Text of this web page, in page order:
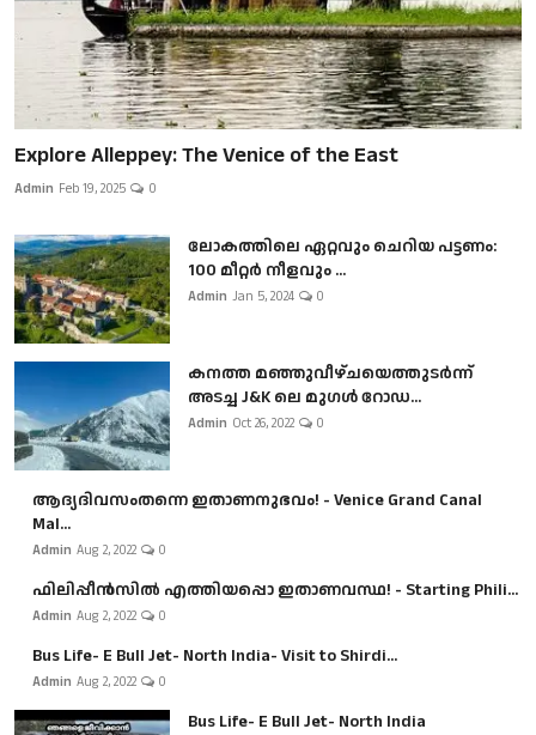
Explore Alleppey: The Venice of the East
Admin Feb 19, 2025 0
ലോകത്തിലെ ഏറ്റവും ചെറിയ പട്ടണം:
100 മീറ്റർ നീളവും ...
Admin Jan 5, 2024 0
കനത്ത മഞ്ഞുവീഴ്ചയെത്തുടർന്ന്
അടച്ച J&K ലെ മുഗൾ റോഡ...
Admin Oct 26, 2022 0
ആദ്യദിവസംതന്നെ ഇതാണനുഭവം! - Venice Grand Canal
Mal...
Admin Aug 2, 2022 0
ഫിലിപ്പീൻസിൽ എത്തിയപ്പൊ ഇതാണവസ്ഥ! - Starting Phili...
Admin Aug 2, 2022 0
Bus Life- E Bull Jet- North India- Visit to Shirdi...
Admin Aug 2, 2022 0
Bus Life- E Bull Jet- North India